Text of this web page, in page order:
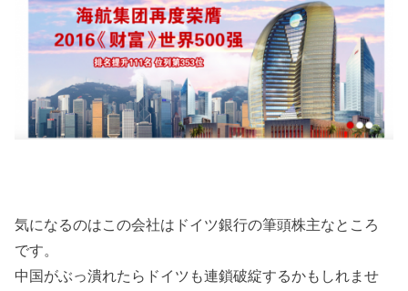
気になるのはこの会社はドイツ銀行の筆頭株主なところ
です。
中国がぶっ潰れたらドイツも連鎖破綻するかもしれませ